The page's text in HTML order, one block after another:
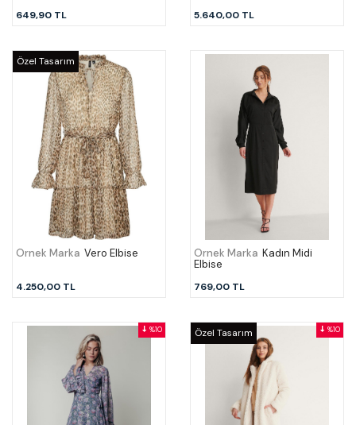
649,90 TL 5.640,00 TL
Özel Tasarım
Örnek Marka Vero Elbise
4.250,00 TL
Örnek Marka Kadın Midi
Elbise
769,00 TL
%10 %10
Özel Tasarım